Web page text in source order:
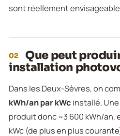
sont réellement
02
Que peut
installation
Dans les Deux-Sèvres, on
kWh/an par kWc installé.
produit donc ~3 600 kWh/an,
kWc (de plus en plus